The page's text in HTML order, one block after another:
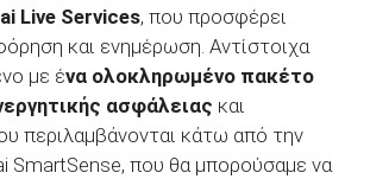
Live Services, που προσφέρει
και ενημέρωση. Αντίστοιχα
με ένα ολοκληρωμένο πακέτο
ασφάλειας και
περιλαμβάνονται κάτω από την
SmartSense, που θα μπορούσαμε να